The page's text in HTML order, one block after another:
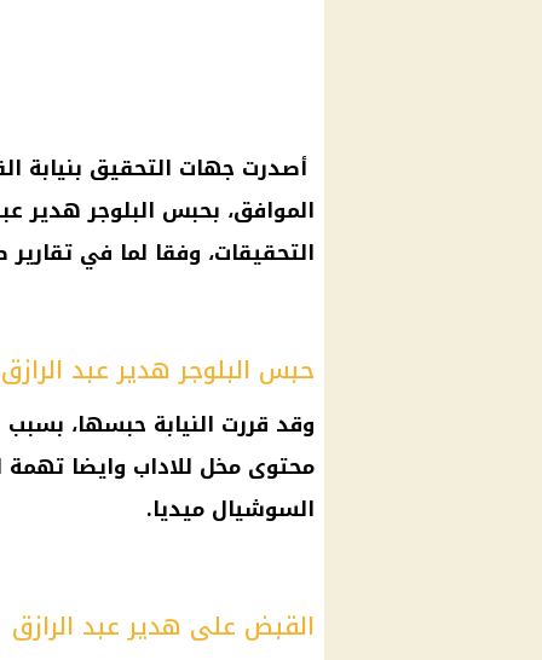
أصدرت جهات التحقيق بنيابة
الموافق، بحبس البلوجر هدير
التحقيقات، وفقا لما في
حبس البلوجر هدير عبد الرازق
وقد قررت النيابة حبسها،
محتوى مخل للاداب وايضا
السوشيال ميديا.
القبض على هدير عبد الرازق